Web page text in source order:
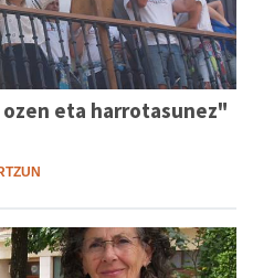
eta harrotasunez"